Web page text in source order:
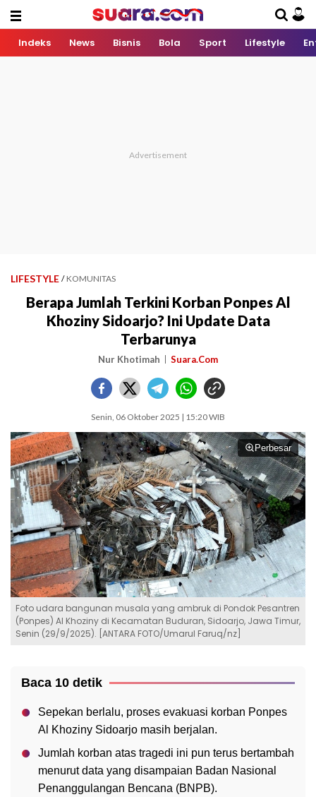
Indeks News Bisnis Bola Sport Lifestyle
LIFESTYLE / KOMUNITAS
Berapa Jumlah Terkini Korban Ponpes Al
Khoziny Sidoarjo? Ini Update Data
Terbarunya
Nur Khotimah Suara.Com
Senin, 06 Oktober 2025 | 15:20 WIB
Perbesar
Foto udara bangunan musala yang ambruk di Pondok Pesantren
(Ponpes) Al Khoziny di Kecamatan Buduran, Sidoarjo, Jawa Timur,
Senin (29/9/2025). [ANTARA FOTO/Umarul Faruq/nz]
Baca 10 detik
Sepekan berlalu, proses evakuasi korban Ponpes
Al Khoziny Sidoarjo masih berjalan.
Jumlah korban atas tragedi ini pun terus bertambah
menurut data yang disampaian Badan Nasional
Penanggulangan Bencana (BNPB).